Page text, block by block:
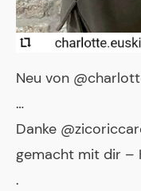
Neu von
…
Danke
gemacht mit dir –
.